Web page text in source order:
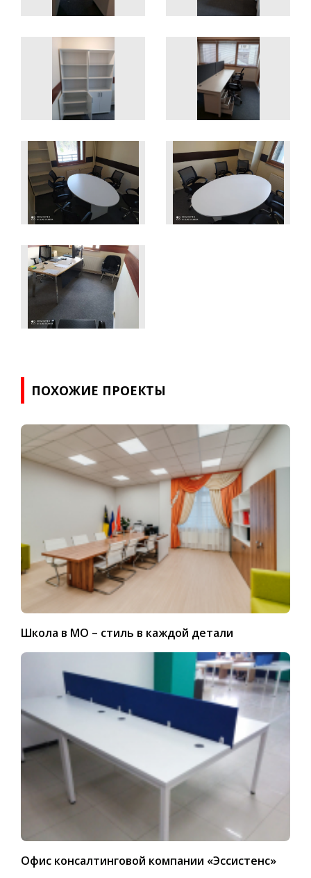
ПОХОЖИЕ ПРОЕКТЫ
Школа в МО – стиль в каждой детали
Офис консалтинговой компании «Эссистенс»